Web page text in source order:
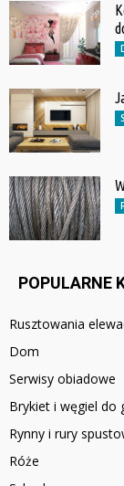
POPULARNE
Rusztowania
Dom
Serwisy obiadowe
Brykiet i węgiel do
Rynny i rury
Róże